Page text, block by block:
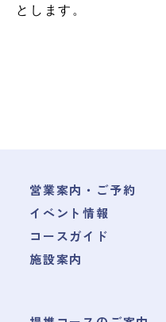
とします。
営業案内・ご予約
イベント情報
コースガイド
施設案内